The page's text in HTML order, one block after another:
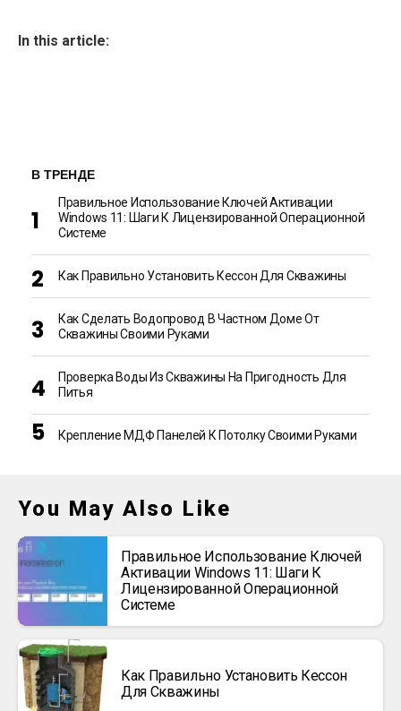
In this article:
В ТРЕНДЕ
Правильное Использование Ключей Активации
Windows 11: Шаги К Лицензированной Операционной
Системе
Как Правильно Установить Кессон Для Скважины
Как Сделать Водопровод В Частном Доме От
Скважины Своими Руками
Проверка Воды Из Скважины На Пригодность Для
Питья
Крепление МДФ Панелей К Потолку Своими Руками
You May Also Like
Правильное Использование Ключей
Активации Windows 11: Шаги К
Лицензированной Операционной
Системе
Как Правильно Установить Кессон
Для Скважины